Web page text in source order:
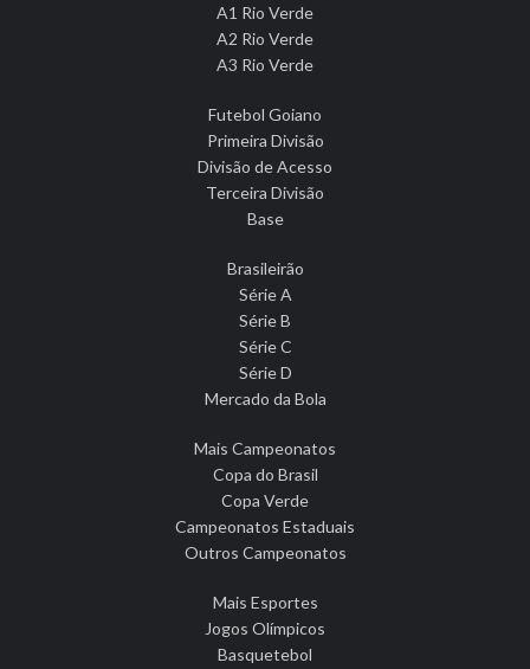
A1 Rio Verde
A2 Rio Verde
A3 Rio Verde
Futebol Goiano
Primeira Divisão
Divisão de Acesso
Terceira Divisão
Base
Brasileirão
Série A
Série B
Série C
Série D
Mercado da Bola
Mais Campeonatos
Copa do Brasil
Copa Verde
Campeonatos Estaduais
Outros Campeonatos
Mais Esportes
Jogos Olímpicos
Basquetebol